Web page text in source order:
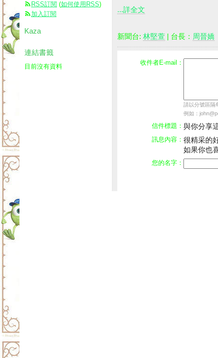
...詳全文
新聞台: 林堅萱 | 台長： 周晉嬌
收件者E-mail：
請以分號區隔
例如：
信件標題： 與你分享
訊息內容： 很精采的
如果你也
您的名字：
RSS訂閱 (如何使用RSS)
加入訂閱
Kaza
連結書籤
目前沒有資料